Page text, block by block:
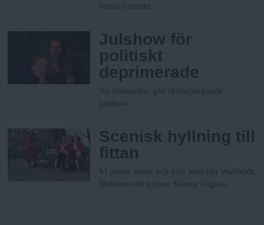
första rummet.
Julshow för
politiskt
deprimerade
Ny humorduo gör skönsjungande
julshow.
Scenisk hyllning till
fittan
Vi pratar konst och kön med Ida Wallfeldt,
författare till pjäsen Salong Vagina.